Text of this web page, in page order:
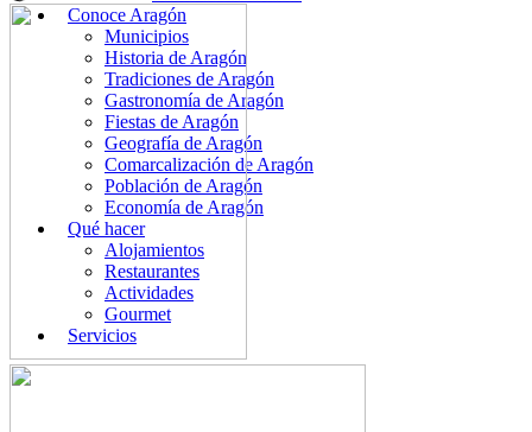
Conoce Aragón
Municipios
Historia de Aragón
Tradiciones de Aragón
Gastronomía de Aragón
Fiestas de Aragón
Geografía de Aragón
Comarcalización de Aragón
Población de Aragón
Economía de Aragón
Qué hacer
Alojamientos
Restaurantes
Actividades
Gourmet
Servicios